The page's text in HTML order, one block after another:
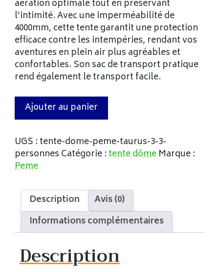
aération optimale tout en préservant
l’intimité. Avec une imperméabilité de
4000mm, cette tente garantit une protection
efficace contre les intempéries, rendant vos
aventures en plein air plus agréables et
confortables. Son sac de transport pratique
rend également le transport facile.
Ajouter au panier
UGS : tente-dome-peme-taurus-3-3-
personnes Catégorie :tente dôme Marque :
Peme
Description
Avis (0)
Informations complémentaires
Description